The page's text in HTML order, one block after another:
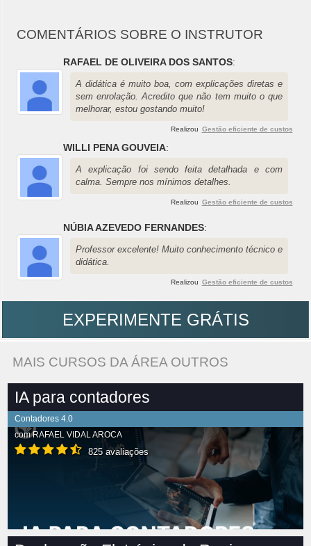
COMENTÁRIOS SOBRE O INSTRUTOR
RAFAEL DE OLIVEIRA DOS SANTOS:
A didática é muito boa, com explicações diretas e
sem enrolação. Acredito que não tem muito o que
melhorar, estou gostando muito!
Realizou Gestão eficiente de custos
WILLI PENA GOUVEIA:
A explicação foi sendo feita detalhada e com
calma. Sempre nos mínimos detalhes.
Realizou Gestão eficiente de custos
NÚBIA AZEVEDO FERNANDES:
Professor excelente! Muito conhecimento técnico e
didática.
Realizou Gestão eficiente de custos
EXPERIMENTE GRÁTIS
MAIS CURSOS DA ÁREA OUTROS
IA para contadores
Contadores 4.0
comRAFAEL VIDAL AROCA
825 avaliações